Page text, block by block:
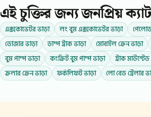
এই চুক্তির জন্য জনপ্রিয়
এক্সকাভেটর ভাড়া লং বুম এক্সকাভেটর ভাড়া
ডোজার ভাড়া
ডাম্প ট্রাক ভাড়া মোবাইল ক্রেন ভাড়া
বুম পাম্প ভাড়া
কংক্রিট বুম পাম্প ভাড়া
ট্রাক
ক্রলার ক্রেন ভাড়া
ফর্কলিফট ভাড়া লো বেড ট্রেলার